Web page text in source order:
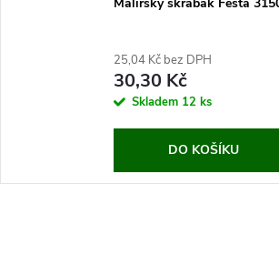
25,04 Kč bez DPH
30,30 Kč
Skladem 12 ks
DO KOŠÍKU